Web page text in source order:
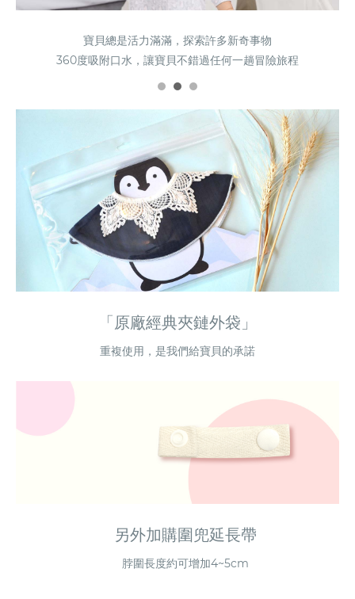
寶貝總是活力滿滿，探索許多新奇事物
360度吸附口水，讓寶貝不錯過任何一趟冒險旅程
寶貝總是活力滿滿，探索許多新奇事物
360度吸附口水，讓寶貝不錯過任何一趟冒險旅程
寶貝總是活力滿滿，探索許多新奇事物
360度吸附口水，讓寶貝不錯過任何一趟冒險旅程
「原廠經典夾鏈外袋」
重複使用，是我們給寶貝的承諾
另外加購圍兜延長帶
脖圍長度約可增加4~5cm